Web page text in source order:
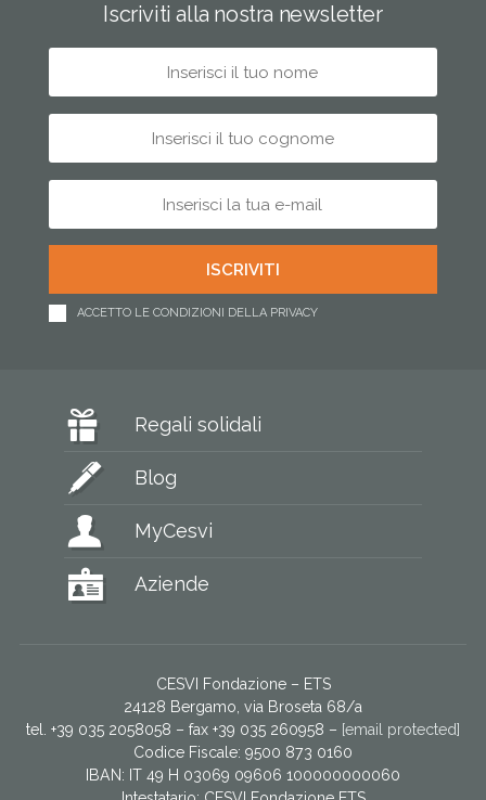
Iscriviti alla nostra newsletter
ACCETTO LE CONDIZIONI DELLA PRIVACY
Regali solidali
Blog
MyCesvi
Aziende
CESVI Fondazione – ETS
24128 Bergamo, via Broseta 68/a
tel. +39 035 2058058 – fax +39 035 260958 – [email protected]
Codice Fiscale: 9500 873 0160
IBAN: IT 49 H 03069 09606 100000000060